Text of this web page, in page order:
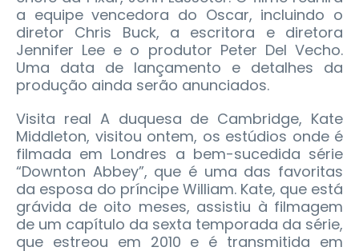
a equipe vencedora do Oscar, incluindo o
diretor Chris Buck, a escritora e diretora
Jennifer Lee e o produtor Peter Del Vecho.
Uma data de lançamento e detalhes da
produção ainda serão anunciados.
Visita real A duquesa de Cambridge, Kate
Middleton, visitou ontem, os estúdios onde é
filmada em Londres a bem-sucedida série
“Downton Abbey”, que é uma das favoritas
da esposa do príncipe William. Kate, que está
grávida de oito meses, assistiu à filmagem
de um capítulo da sexta temporada da série,
que estreou em 2010 e é transmitida em